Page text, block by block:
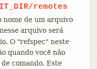
remotes
nome de um arquivo
arquivo será
O "refspec" neste
quando você não
comando. Este